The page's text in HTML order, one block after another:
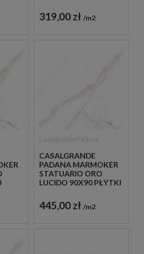
MARMUR
319,00 zł m2
CASALGRANDE
PADANA MARMOKER
STATUARIO ORO
LUCIDO 90X90 PŁYTKI
MARMUR
445,00 zł m2